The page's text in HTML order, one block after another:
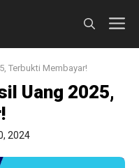
Terbukti Membayar!
Uang 2025,
2024